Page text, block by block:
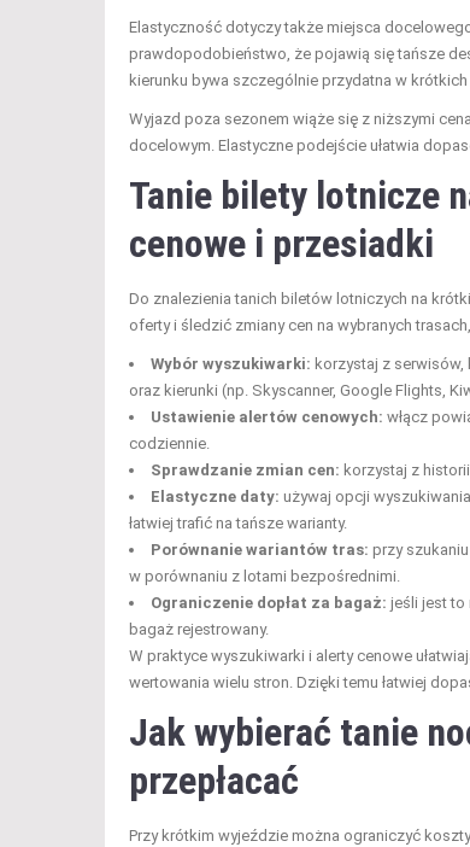
Elastyczność dotyczy także miejsca
prawdopodobieństwo, że pojawią się tańsze
kierunku bywa szczególnie przydatna w
Wyjazd poza sezonem wiąże się z niższymi
docelowym. Elastyczne podejście ułatwia
Tanie bilety lotnicze
cenowe i przesiadki
Do znalezienia tanich biletów lotniczych na
oferty i śledzić zmiany cen na wybranych
Wybór wyszukiwarki: korzystaj z
oraz kierunki (np. Skyscanner, Google Flights,
Ustawienie alertów cenowych: włącz
codziennie.
Sprawdzanie zmian cen: korzystaj z
Elastyczne daty: używaj opcji
łatwiej trafić na tańsze warianty.
Porównanie wariantów tras: przy
w porównaniu z lotami bezpośrednimi.
Ograniczenie dopłat za bagaż: jeśli jest to
bagaż rejestrowany.
W praktyce wyszukiwarki i alerty cenowe
wertowania wielu stron. Dzięki temu łatwiej
Jak wybierać tanie
przepłacać
Przy krótkim wyjeździe można ograniczyć